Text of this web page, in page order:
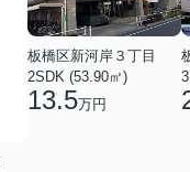
板橋区新河岸３丁目
2SDK (53.90㎡)
13.5万円